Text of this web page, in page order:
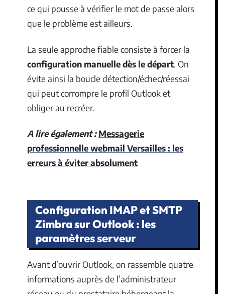
ce qui pousse à vérifier le mot de passe alors
que le problème est ailleurs.
La seule approche fiable consiste à forcer la
configuration manuelle dès le départ. On
évite ainsi la boucle détection/échec/réessai
qui peut corrompre le profil Outlook et
obliger au recréer.
A lire également : Messagerie
professionnelle webmail Versailles : les
erreurs à éviter absolument
Configuration IMAP et SMTP
Zimbra sur Outlook : les
paramètres serveur
Avant d’ouvrir Outlook, on rassemble quatre
informations auprès de l’administrateur